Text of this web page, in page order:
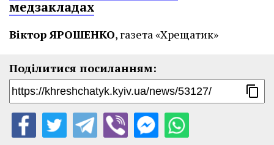
медзакладах
Віктор ЯРОШЕНКО, газета «Хрещатик»